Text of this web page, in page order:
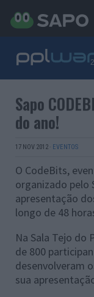
Sapo
do ano!
17 NOV 2012 · EVENTOS
O CodeBits,
organizado pelo
apresentação
longo de 48
Na Sala Tejo do
de 800
desenvolveram
sua